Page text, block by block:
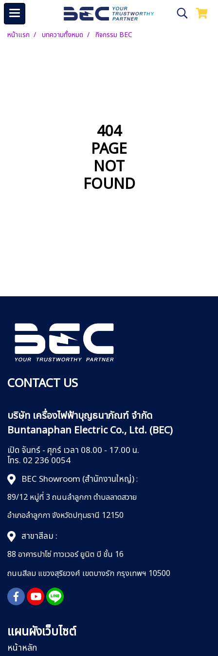
หน้าแรก บทความทั้งหมด กิจกรรม BEC
404
PAGE
NOT
FOUND
CONTACT US
บริษัท เครื่องไฟฟ้าบุญธนาภัณฑ์ จำกัด
Buntanaphan Electric Co., Ltd. (BEC)
เปิด จันทร์ - ศุกร์ เวลา 08.00 - 17.00 น.
โทร. 02 236 0054
BEC Showroom (สำนักงานใหญ่):
89/12 หมู่ที่ 3 ถนนลำลูกกาตำบลลาดสวาย
อำเภอลำลูกกาจังหวัดปทุมธานี 12150
สาขาสีลม :
88 อาคารปาโซ่ ทาวเวอร์ ยูนิต บี ชั้น 16
ถนนสีลม แขวงสุริยวงศ์ เขตบางรัก กรุงเทพฯ 10500
แผนผังเว็บไซต์
หน้าหลัก